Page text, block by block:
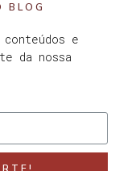
BLOG
e
da nossa